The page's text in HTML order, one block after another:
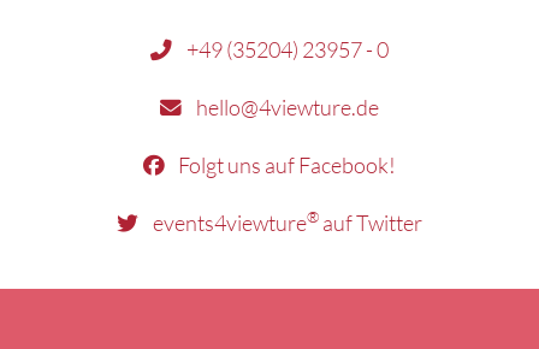
+49 (35204) 23957 - 0
hello@4viewture.de
Folgt uns auf Facebook!
events4viewture®auf Twitter